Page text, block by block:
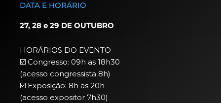
DATA E HORÁRIO
27, 28 e 29 DE OUTUBRO
HORÁRIOS DO EVENTO
☑️ Congresso: 09h as 18h30
(acesso congressista 8h)
☑️ Exposição: 8h as 20h
(acesso expositor 7h30)